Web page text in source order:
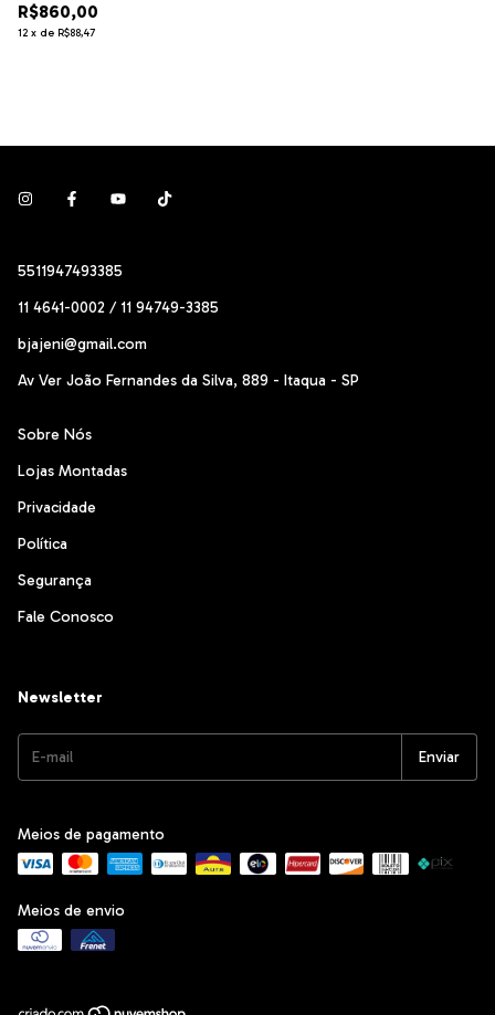
R$860,00
12 x de R$88,47
5511947493385
11 4641-0002 / 11 94749-3385
bjajeni@gmail.com
Av Ver João Fernandes da Silva, 889 - Itaqua - SP
Sobre Nós
Lojas Montadas
Privacidade
Política
Segurança
Fale Conosco
Newsletter
Meios de pagamento
Meios de envio